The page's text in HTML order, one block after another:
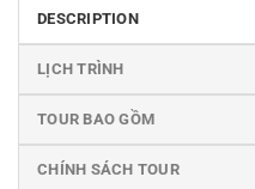
DESCRIPTION
LỊCH TRÌNH
TOUR BAO GỒM
CHÍNH SÁCH TOUR